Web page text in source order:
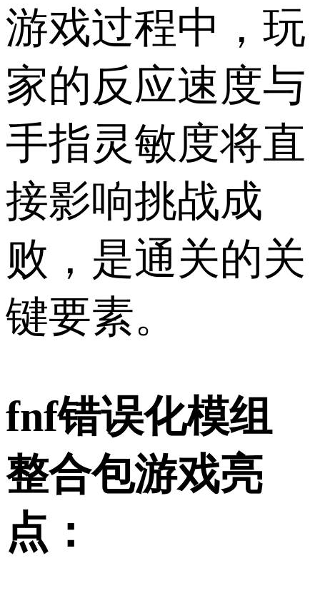
游戏过程中，玩
家的反应速度与
手指灵敏度将直
接影响挑战成
败，是通关的关
键要素。
fnf错误化模组
整合包游戏亮
点：